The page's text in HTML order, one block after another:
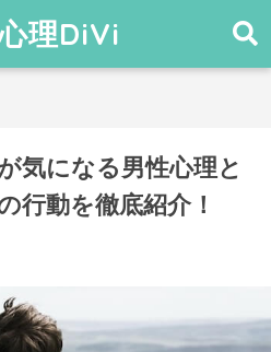
理DiVi
気になる男性心理と
行動を徹底紹介！